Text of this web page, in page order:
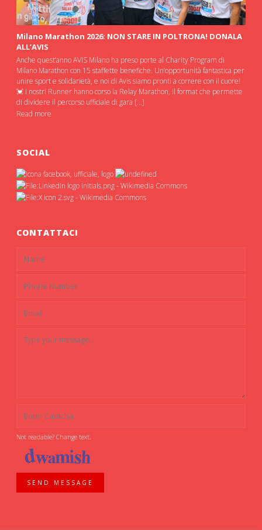
Milano Marathon 2026: NON STARE IN POLTRONA! DONALA
ALL’AVIS
Anche quest’anno AVIS Milano ha preso porte al Charity Program di
Milano Marathon con 15 staffette benefiche. Un’opportunità fantastica per
unire sport e solidarietà, e noi di Avis siamo pronti a correre con il cuore!
💓 I nostri Runner hanno corso la Relay Marathon, il format che permette
di dividere il percorso ufficiale di gara […]
Read more
SOCIAL
CONTATTACI
Not readable? Change text.
SEND MESSAGE